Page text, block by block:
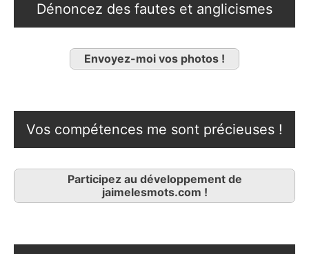
Dénoncez des fautes et anglicismes
Envoyez-moi vos photos !
Vos compétences me sont précieuses !
Participez au développement de
jaimelesmots.com !